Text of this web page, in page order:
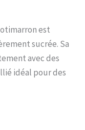
est
sucrée. Sa
avec des
idéal pour des